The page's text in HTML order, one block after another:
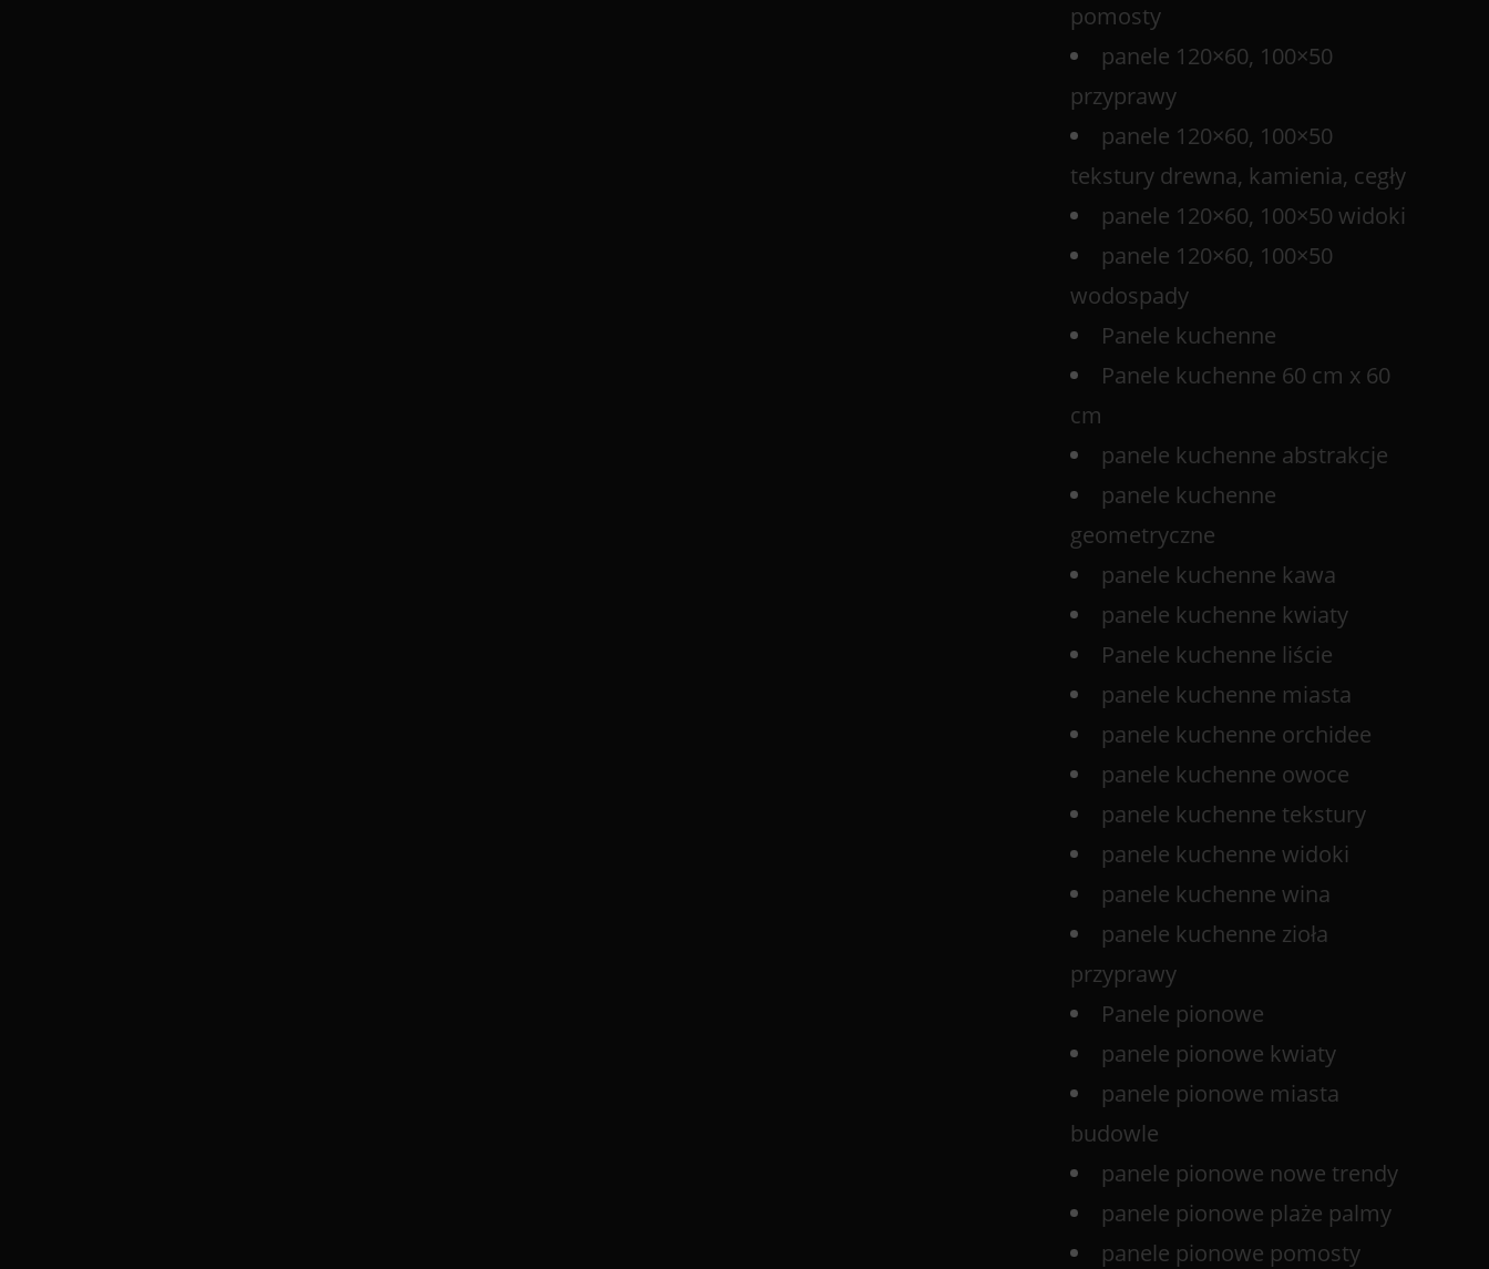
pomosty
panele 120×60, 100×50
przyprawy
panele 120×60, 100×50
tekstury drewna, kamienia, cegły
panele 120×60, 100×50 widoki
panele 120×60, 100×50
wodospady
Panele kuchenne
Panele kuchenne 60 cm x 60
cm
panele kuchenne abstrakcje
panele kuchenne
geometryczne
panele kuchenne kawa
panele kuchenne kwiaty
Panele kuchenne liście
panele kuchenne miasta
panele kuchenne orchidee
panele kuchenne owoce
panele kuchenne tekstury
panele kuchenne widoki
panele kuchenne wina
panele kuchenne zioła
przyprawy
Panele pionowe
panele pionowe kwiaty
panele pionowe miasta
budowle
panele pionowe nowe trendy
panele pionowe plaże palmy
panele pionowe pomosty